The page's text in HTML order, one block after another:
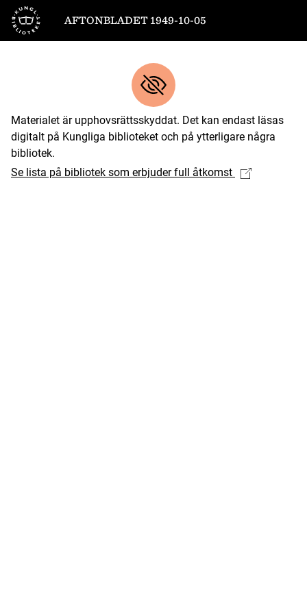
Till startsidan
AFTONBLADET 1949-10-05
Materialet är upphovsrättsskyddat. Det kan endast läsas
digitalt på Kungliga biblioteket och på ytterligare några
bibliotek.
Se lista på bibliotek som erbjuder full åtkomst